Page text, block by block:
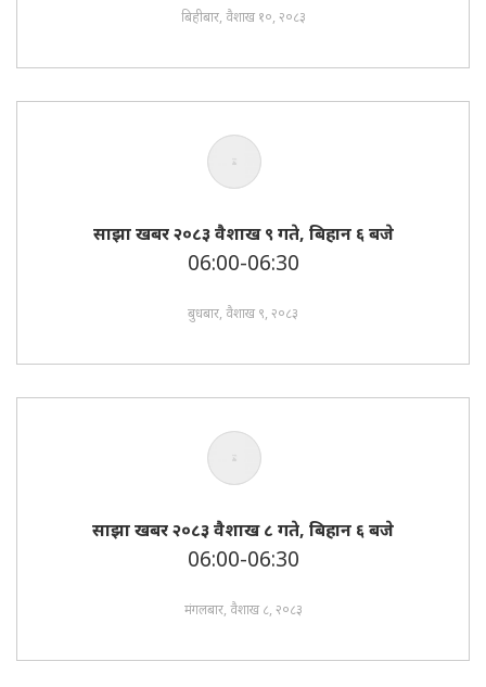
बिहीबार, वैशाख १०, २०८३
साझा खबर २०८३ वैशाख ९ गते, बिहान ६ बजे
06:00-06:30
बुधबार, वैशाख ९, २०८३
साझा खबर २०८३ वैशाख ८ गते, बिहान ६ बजे
06:00-06:30
मंगलबार, वैशाख ८, २०८३